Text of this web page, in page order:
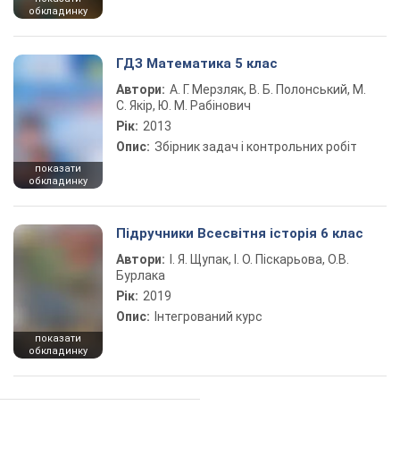
обкладинку
показати
обкладинку
ГДЗ Математика 5 клас
Автори: А. Г. Мерзляк, В. Б. Полонський, М.
С. Якір, Ю. М. Рабінович
Рік: 2013
Опис: Збірник задач і контрольних робіт
показати
обкладинку
Підручники Всесвітня історія 6 клас
Автори:
І. Я. Щупак, І. О. Піскарьова, О.В.
Бурлака
Рік: 2019
Опис: Інтегрований курс